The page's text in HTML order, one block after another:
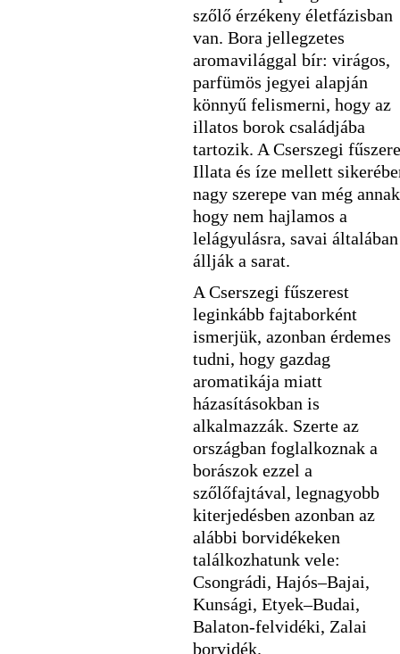
szőlő érzékeny életfázisban
van. Bora jellegzetes
aromavilággal bír: virágos,
parfümös jegyei alapján
könnyű felismerni, hogy az
illatos borok családjába
tartozik. A Cserszegi
Illata és íze mellett
nagy szerepe van még
hogy nem hajlamos a
lelágyulásra, savai általában
állják a sarat.
A Cserszegi fűszerest
leginkább fajtaborként
ismerjük, azonban érdemes
tudni, hogy gazdag
aromatikája miatt
házasításokban is
alkalmazzák. Szerte az
országban foglalkoznak a
borászok ezzel a
szőlőfajtával, legnagyobb
kiterjedésben azonban az
alábbi borvidékeken
találkozhatunk vele:
Csongrádi, Hajós–Bajai,
Kunsági, Etyek–Budai,
Balaton-felvidéki, Zalai
borvidék.